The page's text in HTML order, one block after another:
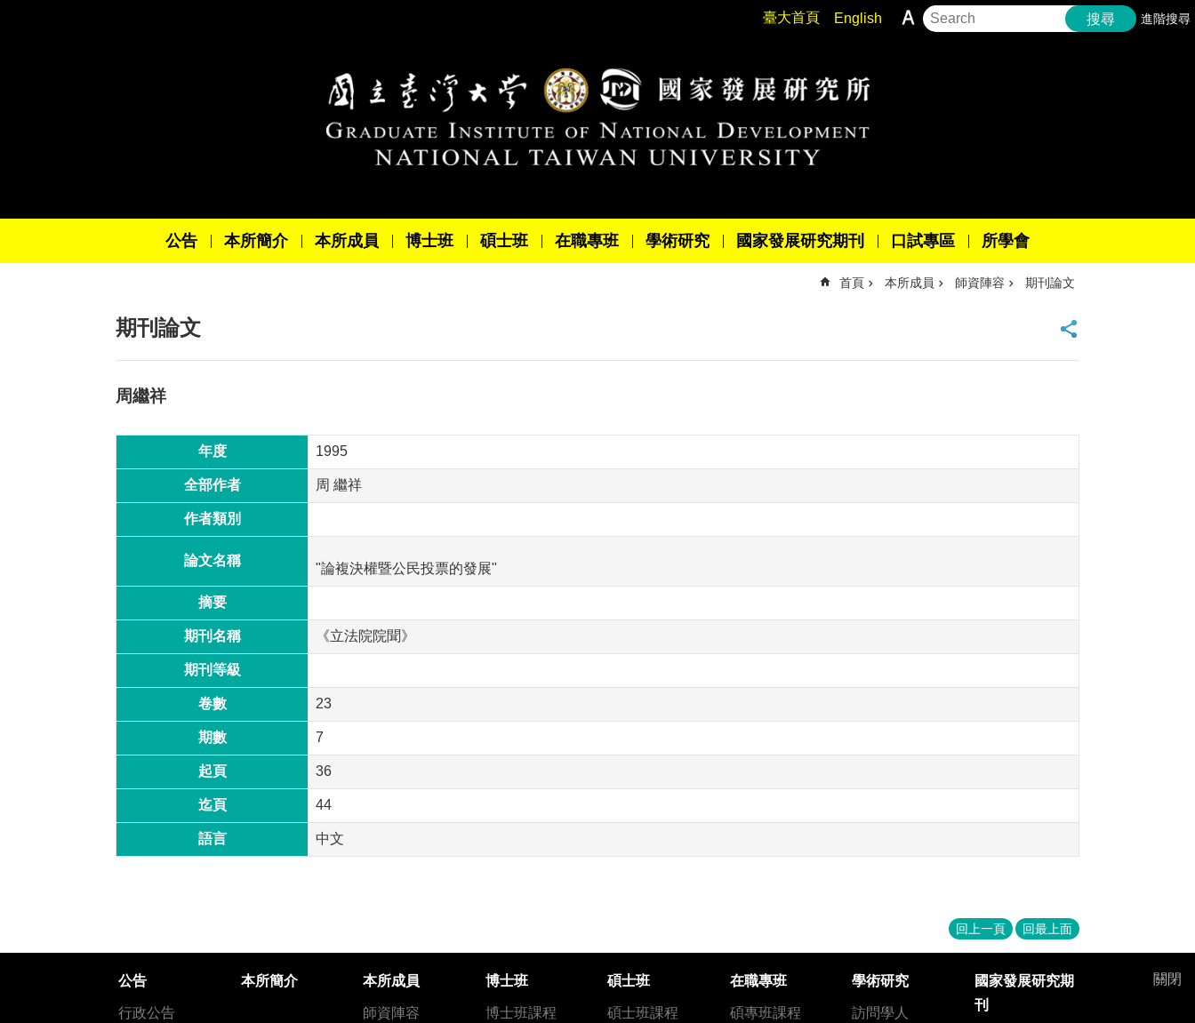
臺大首頁 English 搜尋 進階搜尋
公告 本所簡介 本所成員 博士班 碩士班 在職專班 學術研究 國家發展研究期刊 口試專區 所學會
首頁 本所成員 師資陣容 期刊論文
期刊論文
周繼祥
年度 1995
全部作者 周 繼祥
作者類別
論文名稱
"論複決權暨公民投票的發展"
摘要
期刊名稱 《立法院院聞》
期刊等級
卷數 23
期數 7
起頁 36
迄頁 44
語言 中文
回上一頁 回最上面
關閉
公告
行政公告
本所簡介 本所成員
師資陣容
博士班
博士班課程
碩士班
碩士班課程
在職專班
碩專班課程
學術研究
訪問學人
國家發展研究期
刊